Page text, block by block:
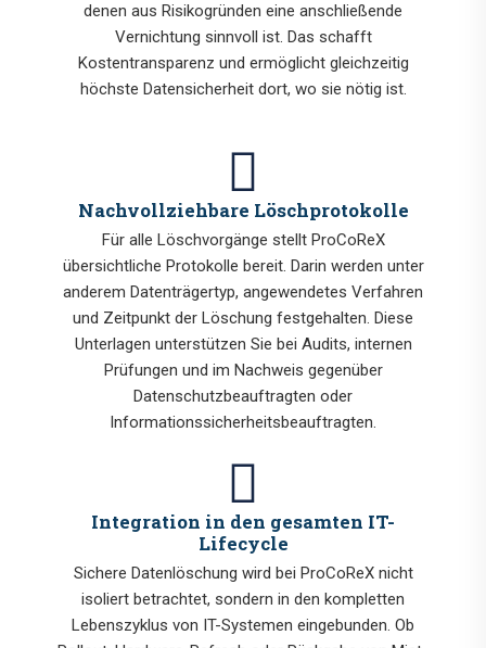
denen aus Risikogründen eine anschließende
Vernichtung sinnvoll ist. Das schafft
Kostentransparenz und ermöglicht gleichzeitig
höchste Datensicherheit dort, wo sie nötig ist.
Nachvollziehbare Löschprotokolle
Für alle Löschvorgänge stellt ProCoReX
übersichtliche Protokolle bereit. Darin werden unter
anderem Datenträgertyp, angewendetes Verfahren
und Zeitpunkt der Löschung festgehalten. Diese
Unterlagen unterstützen Sie bei Audits, internen
Prüfungen und im Nachweis gegenüber
Datenschutzbeauftragten oder
Informationssicherheitsbeauftragten.
Integration in den gesamten IT-
Lifecycle
Sichere Datenlöschung wird bei ProCoReX nicht
isoliert betrachtet, sondern in den kompletten
Lebenszyklus von IT-Systemen eingebunden. Ob